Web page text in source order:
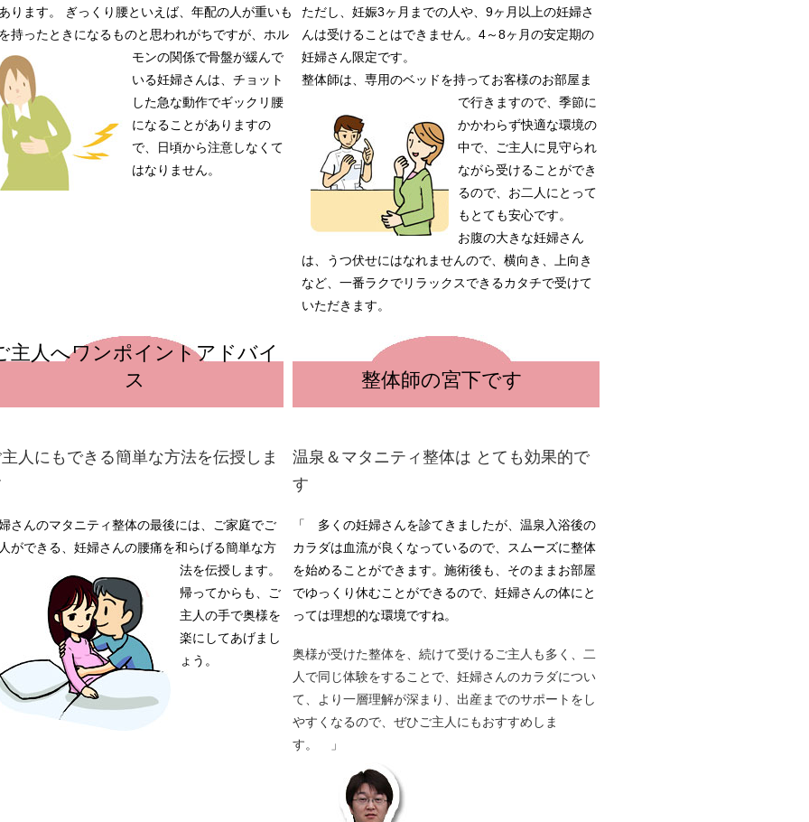
ります。 ぎっくり腰といえば、年配の人が重いも
持ったときになるものと思われがちですが、ホル
モンの関係で骨盤が緩んで
いる妊婦さんは、チョット
した急な動作でギックリ腰
になることがありますの
で、日頃から注意しなくて
はなりません。
ただし、妊娠3ヶ月までの人や、9ヶ月以上の妊婦さ
んは受けることはできません。4～8ヶ月の安定期の
妊婦さん限定です。
整体師は、専用のベッドを持ってお客様のお部屋ま
で行きますので、季節に
かかわらず快適な環境の
中で、ご主人に見守られ
ながら受けることができ
るので、お二人にとって
もとても安心です。
お腹の大きな妊婦さん
は、うつ伏せにはなれませんので、横向き、上向き
など、一番ラクでリラックスできるカタチで受けて
いただきます。
主人へワンポイントアドバイ
ス
整体師の宮下です
人にもできる簡単な方法を伝授しま
さんのマタニティ整体の最後には、ご家庭でご
ができる、妊婦さんの腰痛を和らげる簡単な方
法を伝授します。
帰ってからも、ご
主人の手で奥様を
楽にしてあげまし
ょう。
温泉＆マタニティ整体は とても効果的で
す
「 多くの妊婦さんを診てきましたが、温泉入浴後の
カラダは血流が良くなっているので、スムーズに整体
を始めることができます。施術後も、そのままお部屋
でゆっくり休むことができるので、妊婦さんの体にと
っては理想的な環境ですね。
奥様が受けた整体を、続けて受けるご主人も多く、二
人で同じ体験をすることで、妊婦さんのカラダについ
て、より一層理解が深まり、出産までのサポートをし
やすくなるので、ぜひご主人にもおすすめしま
す。 」